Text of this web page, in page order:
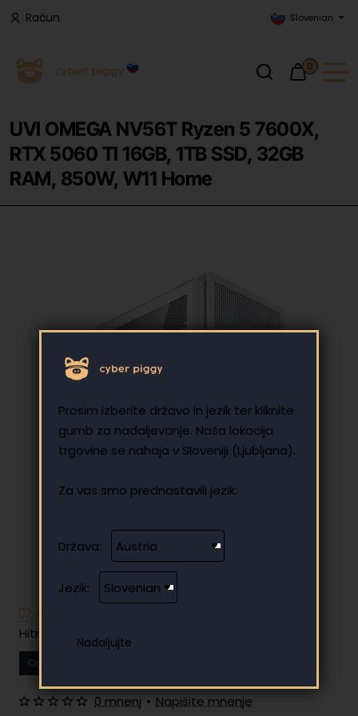
Prosim izberite državo in jezik ter kliknite
gumb za nadaljevanje. Naša lokacija
trgovine se nahaja v Sloveniji (Ljubljana).
Za vas smo prednastavili jezik:
Država:
Jezik:
Račun Slovenian
0
UVI OMEGA NV56T Ryzen 5 7600X,
RTX 5060 TI 16GB, 1TB SSD, 32GB
RAM, 850W, W11 Home
Hitro in enostavno obročno plačilo
Od
0 mnenj • Napišite mnenje